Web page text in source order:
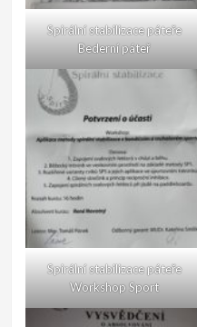
Spirální stabilizace páteře
Bederní páteř
Spirální stabilizace páteře
Workshop Sport